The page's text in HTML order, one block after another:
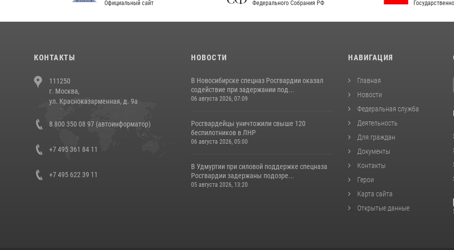
Официальный сайт Федерального Собрания РФ Государственной власти РФ
КОНТАКТЫ
111250
г. Москва,
ул. Красноказарменная, д. 9а
8 800 350 08 97 (автоинформатор)
+7 495 361 84 11
+7 495 622 39 11
НОВОСТИ
В Новосибирске спецназ Росгвардии оказал
содействие при задержании под...
06 августа 2026, 07:09
Росгвардейцы уничтожили свыше 120
беспилотников в ЛНР
06 августа 2026, 05:00
В Удмуртии при силовой поддержке спецназа
Росгвардии задержаны подозре...
05 августа 2026, 13:20
НАВИГАЦИЯ
Главная
Новости
Федеральная служба
Деятельность
Для граждан
Документы
Контакты
Герои
Карта сайта
Открытые данные